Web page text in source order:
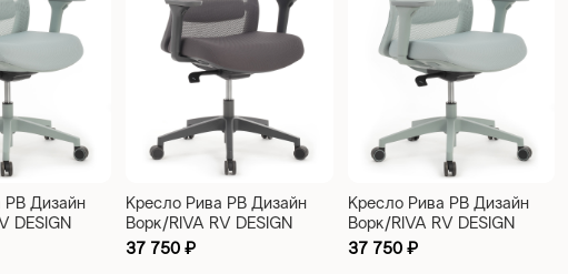
РВ Дизайн
DESIGN
светло-
Кресло Рива РВ Дизайн
Ворк/RIVA RV DESIGN
WORK W-218C темно-
37 750₽
Кресло Рива РВ Дизайн
Ворк/RIVA RV DESIGN
WORK W-218C голубой
37 750₽